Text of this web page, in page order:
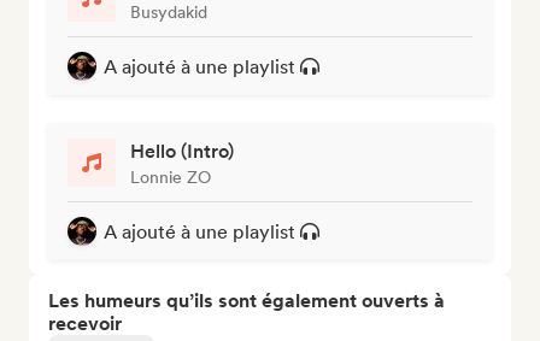
Busydakid
A ajouté à une playlist
Hello (Intro)
Lonnie ZO
A ajouté à une playlist
Les humeurs qu’ils sont également ouverts à
recevoir